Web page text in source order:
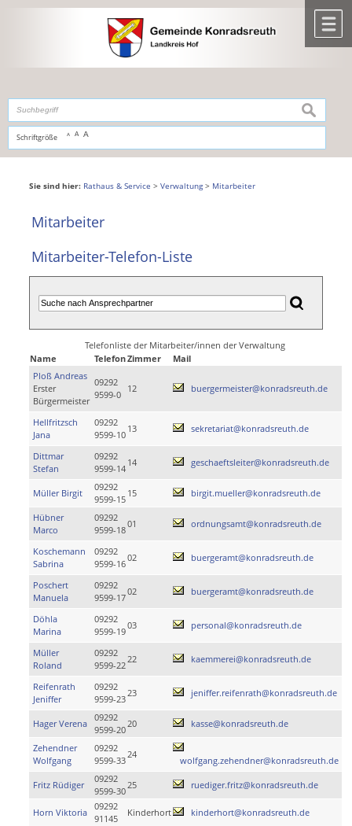
,zur Navigationoderzur Startseitespringen.
Schriftgröße A A A
suchen
Sie sind hier: Rathaus & Service > Verwaltung> Mitarbeiter
Mitarbeiter
Mitarbeiter-Telefon-Liste
Telefonliste der Mitarbeiter/innen der Verwaltung
Name
TelefonZimmer
Mail
Ploß Andreas
Erster
Bürgermeister
09292
9599-0
12 buergermeister@konradsreuth.de
Hellfritzsch
Jana
09292
9599-10
13 sekretariat@konradsreuth.de
Dittmar
Stefan
09292
9599-14
14 geschaeftsleiter@konradsreuth.de
Müller Birgit
09292
9599-15
15 birgit.mueller@konradsreuth.de
Hübner
Marco
09292
9599-18
01 ordnungsamt@konradsreuth.de
Koschemann
Sabrina
09292
9599-16
02 buergeramt@konradsreuth.de
Poschert
Manuela
09292
9599-17
02 buergeramt@konradsreuth.de
Döhla
Marina
09292
9599-19
03 personal@konradsreuth.de
Müller
Roland
09292
9599-22
22 kaemmerei@konradsreuth.de
Reifenrath
Jeniffer
09292
9599-23
23 jeniffer.reifenrath@konradsreuth.de
Hager Verena
09292
9599-20
20 kasse@konradsreuth.de
Zehendner
Wolfgang
09292
9599-33
24
wolfgang.zehendner@konradsreuth.de
Fritz Rüdiger
09292
9599-30
25 ruediger.fritz@konradsreuth.de
Horn Viktoria
09292
91145
Kinderhort kinderhort@konradsreuth.de